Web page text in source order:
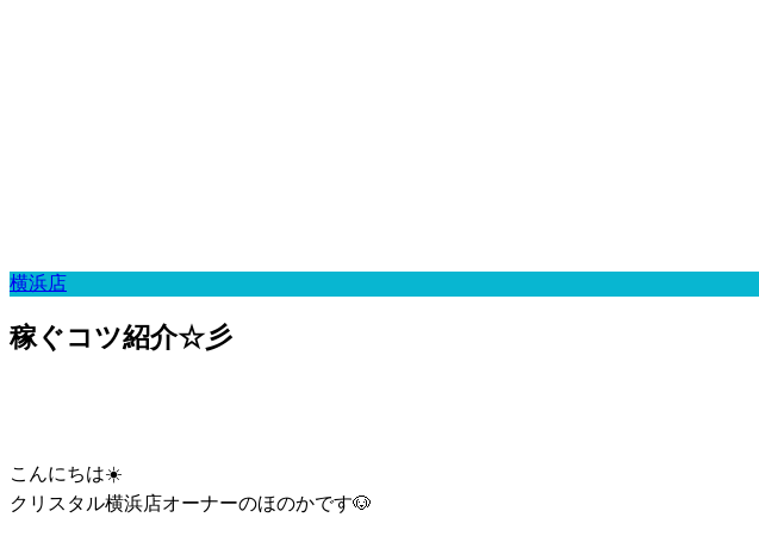
横浜店
稼ぐコツ紹介☆彡
こんにちは☀️
クリスタル横浜店オーナーのほのかです🐶